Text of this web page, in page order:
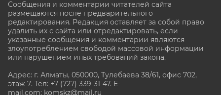
Сообщения и комментарии читателей сайта
размещаются после предварительного
редактирования. Редакция оставляет за собой право
удалить их с сайта или отредактировать, если
указанные сообщения и комментарии являются
злоупотреблением свободой массовой информации
или нарушением иных требований закона.
Адрес: г. Алматы, 050000, Тулебаева 38/61, офис 702,
этаж 7. Тел: +7 (727) 339-31-47. E-
mail.com: komskz@mail.ru